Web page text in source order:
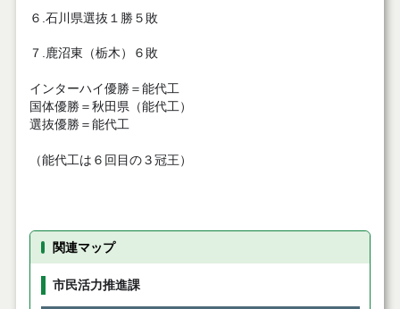
６.石川県選抜１勝５敗
７.鹿沼東（栃木）６敗
インターハイ優勝＝能代工
国体優勝＝秋田県（能代工）
選抜優勝＝能代工
（能代工は６回目の３冠王）
関連マップ
市民活力推進課